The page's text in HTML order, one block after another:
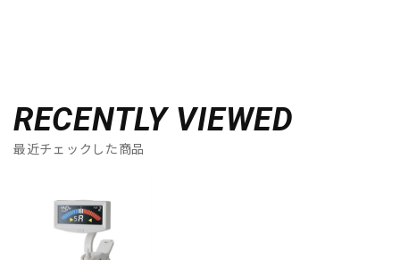
RECENTLY VIEWED
最近チェックした商品